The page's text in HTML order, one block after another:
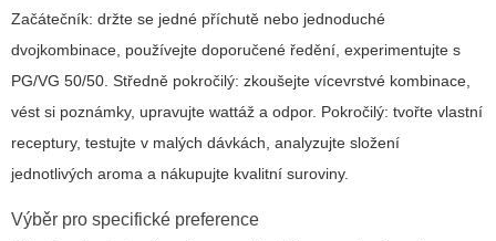
Začátečník: držte se jedné příchutě nebo jednoduché
dvojkombinace, používejte doporučené ředění, experimentujte s
PG/VG 50/50. Středně pokročilý: zkoušejte vícevrstvé kombinace,
vést si poznámky, upravujte wattáž a odpor. Pokročilý: tvořte vlastní
receptury, testujte v malých dávkách, analyzujte složení
jednotlivých aroma a nákupujte kvalitní suroviny.
Výběr pro specifické preference